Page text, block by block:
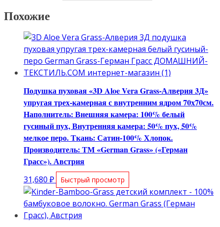
Похожие
Подушка пуховая «3D Aloe Vera Grass-Алверия 3Д»
упругая трех-камерная с внутренним ядром 70х70см.
Наполнитель: Внешняя камера: 100% белый
гусиный пух, Внутренняя камера: 50% пух, 50%
мелкое перо. Ткань: Сатин-100% Хлопок.
Производитель: ТМ «German Grass» («Герман
Грасс»). Австрия
31,680 ₽ Быстрый просмотр